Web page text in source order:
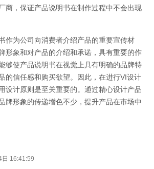
商，保证产品说明书在制作过程中不会出现
作为公司向消费者介绍产品的重要宣传材
形象和对产品的介绍和承诺，具有重要的作
够使产品说明书在视觉上具有明确的品牌特
的信任感和购买欲望。因此，在进行VI设计
设计原则是至关重要的。通过精心设计产品
牌形象的传递增色不少，提升产品在市场中
16:41:59